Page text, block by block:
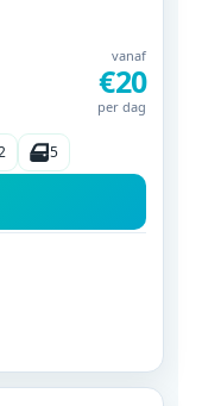
vanaf
€20
per dag
5